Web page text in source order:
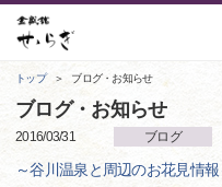
トップ ブログ・お知らせ
ブログ・お知らせ
2016/03/31 ブログ
～谷川温泉と周辺のお花見情報